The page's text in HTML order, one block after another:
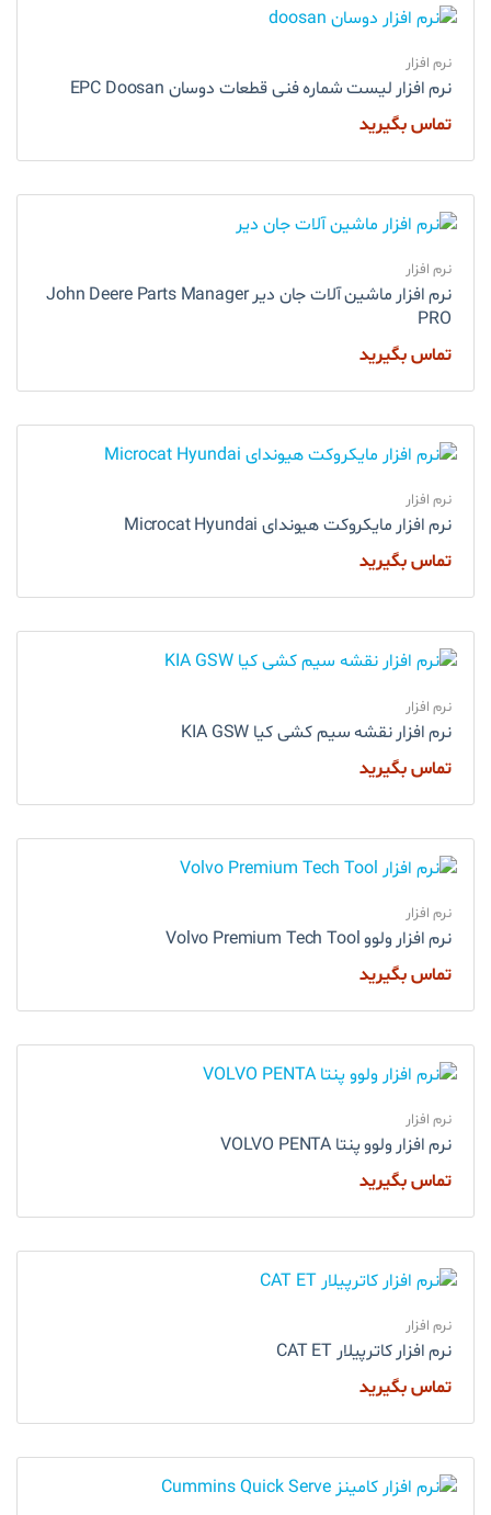
نرم افزار
نرم افزار لیست شماره فنی قطعات دوسان EPC Doosan
تماس بگیرید
نرم افزار
نرم افزار ماشین آلات جان دیر John Deere Parts Manager
PRO
تماس بگیرید
نرم افزار
نرم افزار مایکروکت هیوندای Microcat Hyundai
تماس بگیرید
نرم افزار
نرم افزار نقشه سیم کشی کیا KIA GSW
تماس بگیرید
نرم افزار
نرم افزار ولوو Volvo Premium Tech Tool
تماس بگیرید
نرم افزار
نرم افزار ولوو پنتا VOLVO PENTA
تماس بگیرید
نرم افزار
نرم افزار کاترپیلار CAT ET
تماس بگیرید